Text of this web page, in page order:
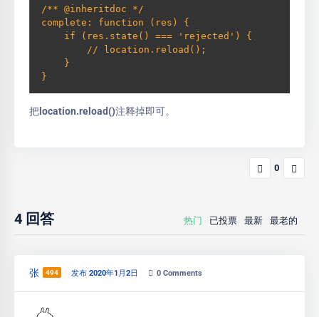
/** @inheritdoc */
complete: function (res) {
if (res.state() === 'rejected') {
// location.reload();
}
}
把location.reload()注释掉即可。
0
4 回答 热门 已投票 最新 最老的
张 494 发布 2020年1月2日 0 Comments